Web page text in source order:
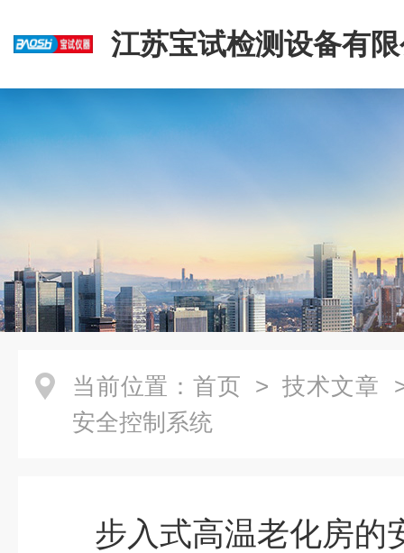
江苏宝试检测设备有
当前位置： 首页 > 技术文章
安全控制系统
步入式高温老化房的